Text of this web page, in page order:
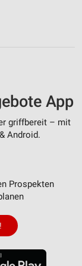
App
griffbereit – mit
Android.
Prospekten